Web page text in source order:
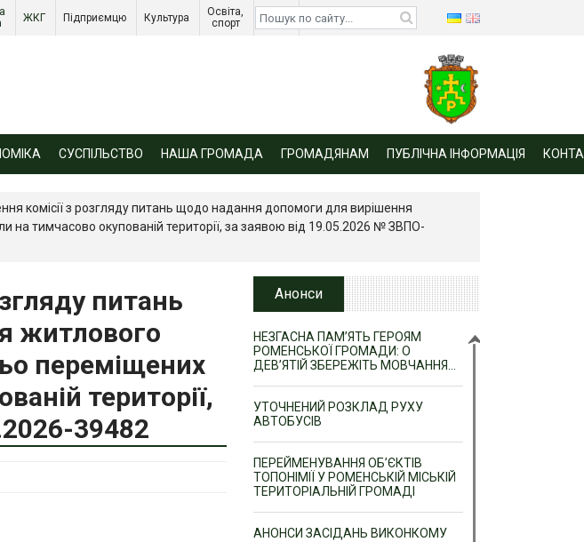
ЖКГ Підприємцю Культура
Освіта,
спорт
Діти
війни
СУСПІЛЬСТВО НАША ГРОМАДА ГРОМАДЯНАМ ПУБЛІЧНА ІНФОРМАЦІЯ
комісії з розгляду питань щодо надання допомоги для вирішення
тимчасово окупованій території, за заявою від 19.05.2026 № ЗBПO-
питань
житлового
переміщених
території,
39482
Анонси
НЕЗГАСНА ПАМ’ЯТЬ ГЕРОЯМ
РОМЕНСЬКОЇ ГРОМАДИ: О
ДЕВ’ЯТІЙ ЗБЕРЕЖІТЬ МОВЧАННЯ…
УТОЧНЕНИЙ РОЗКЛАД РУХУ
АВТОБУСІВ
ПЕРЕЙМЕНУВАННЯ ОБ’ЄКТІВ
ТОПОНІМІЇ У РОМЕНСЬКІЙ МІСЬКІЙ
ТЕРИТОРІАЛЬНІЙ ГРОМАДІ
АНОНСИ ЗАСІДАНЬ ВИКОНКОМУ